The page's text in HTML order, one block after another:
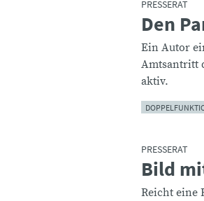
PRESSERAT
:Den
Ein Autor
Amtsantritt
aktiv.
PRESSERAT
:Bild
Reicht eine